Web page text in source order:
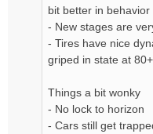
bit better in behavior
- New stages are
- Tires have nice
griped in state at
Things a bit wonky
- No lock to horizon
- Cars still get